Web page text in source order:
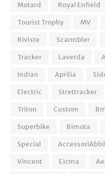
Motard
Royal Enfield
Tourist Trophy
MV
Riviste
Scarmbler
Tracker
Laverda
Indian
Aprilia
Electric
Strettracker
Triton
Custom
Superbike
Bimota
Special
Vincent
Eicma